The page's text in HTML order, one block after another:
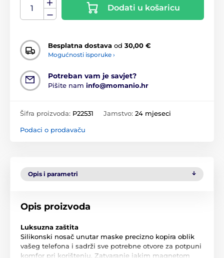
Dodati u košaricu
Besplatna dostava od 30,00 €
Mogućnosti isporuke ›
Potreban vam je savjet?
Pišite nam info@momanio.hr
Šifra proizvoda: P22531 Jamstvo: 24 mjeseci
Podaci o prodavaču
Opis i parametri
Opis proizvoda
Luksuzna zaštita
Silikonski nosač unutar maske precizno kopira oblik
vašeg telefona i sadrži sve potrebne otvore za potpuni
komfor pri korištenju. Zatvaranje jakim magnetom